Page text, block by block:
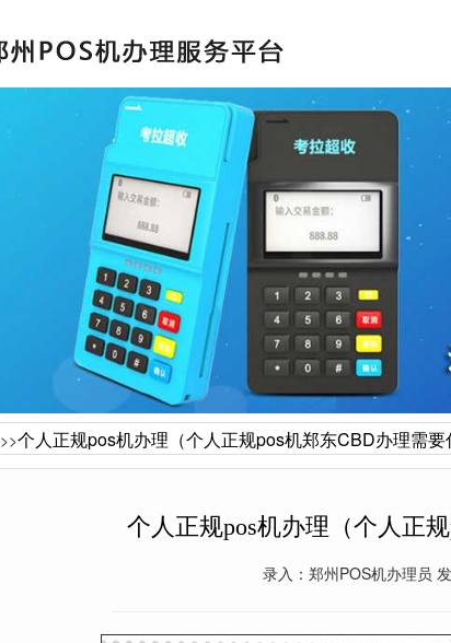
>>个人正规pos机办理（个人正规pos机郑东CBD办理需要
个人正规pos机办理（个人正
录入：郑州POS机办理员